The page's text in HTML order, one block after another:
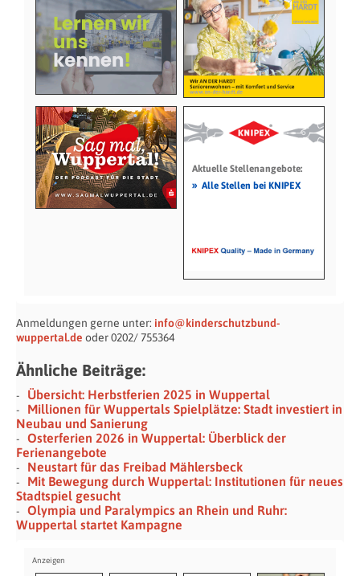
Aktuelle Stellenangebote:
» Alle Stellen bei KNIPEX
Anmeldungen gerne unter: info@kinderschutzbund-
wuppertal.de oder 0202/ 755364
Ähnliche Beiträge:
Übersicht: Herbstferien 2025 in Wuppertal
Millionen für Wuppertals Spielplätze: Stadt investiert in
Neubau und Sanierung
Osterferien 2026 in Wuppertal: Überblick der
Ferienangebote
Neustart für das Freibad Mählersbeck
Mit Bewegung durch Wuppertal: Institutionen für neues
Stadtspiel gesucht
Olympia und Paralympics an Rhein und Ruhr:
Wuppertal startet Kampagne